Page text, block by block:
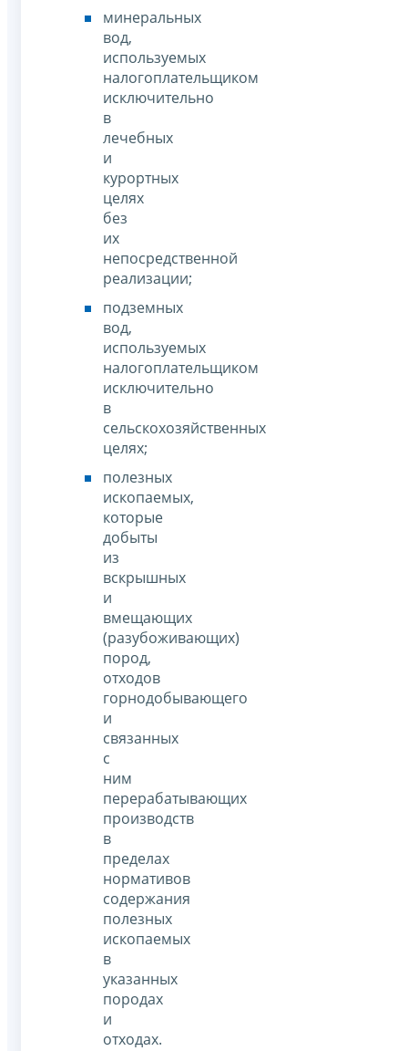
минеральных
вод,
используемых
налогоплательщиком
исключительно
в
лечебных
и
курортных
целях
без
их
непосредственной
реализации;
подземных
вод,
используемых
налогоплательщиком
исключительно
в
сельскохозяйственных
целях;
полезных
ископаемых,
которые
добыты
из
вскрышных
и
вмещающих
(разубоживающих)
пород,
отходов
горнодобывающего
и
связанных
с
ним
перерабатывающих
производств
в
пределах
нормативов
содержания
полезных
ископаемых
в
указанных
породах
и
отходах.